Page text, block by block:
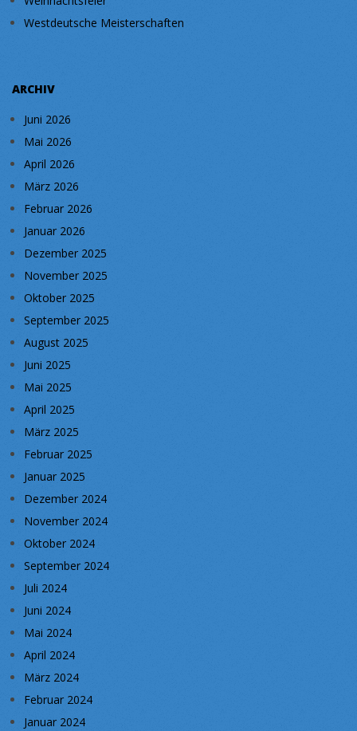
Westdeutsche Meisterschaften
ARCHIV
Juni 2026
Mai 2026
April 2026
März 2026
Februar 2026
Januar 2026
Dezember 2025
November 2025
Oktober 2025
September 2025
August 2025
Juni 2025
Mai 2025
April 2025
März 2025
Februar 2025
Januar 2025
Dezember 2024
November 2024
Oktober 2024
September 2024
Juli 2024
Juni 2024
Mai 2024
April 2024
März 2024
Februar 2024
Januar 2024